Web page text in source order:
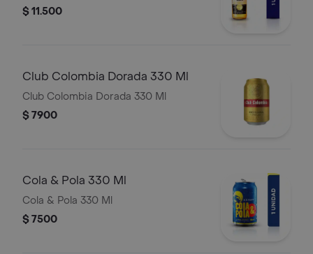
$ 11.500
Club Colombia Dorada 330 Ml
Club Colombia Dorada 330 Ml
$ 7900
Cola & Pola 330 Ml
Cola & Pola 330 Ml
$ 7500